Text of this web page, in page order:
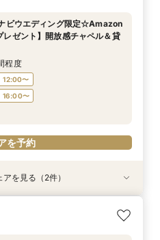
13:30〜
を予約
13:30〜
を予約
13:30〜
を予約
ビウエディング限定☆Amazon
レゼント】開放感チャペル＆貸
程度
12:00〜
16:00〜
を予約
＆会食に◎】フロア貸切り体験
憧れも予算も実現！コスパ重視
を見る（2件）